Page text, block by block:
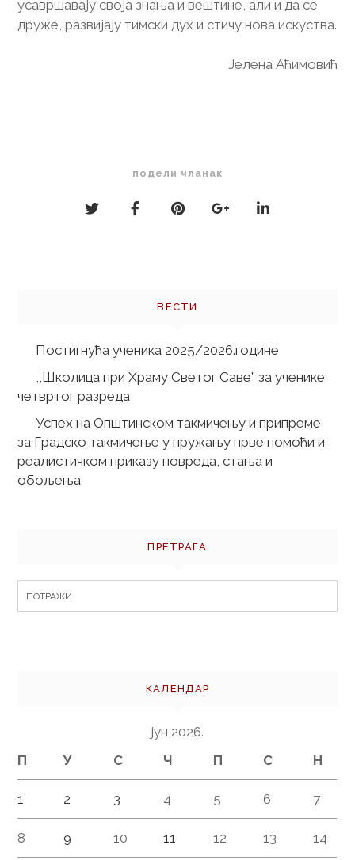
усавршавају своја знања и вештине, али и да се
друже, развијају тимски дух и стичу нова искуства.
Јелена Аћимовић
подели чланак
ВЕСТИ
Постигнућа ученика 2025/2026.године
,,Школица при Храму Светог Саве” за ученике
четвртог разреда
Успех на Општинском такмичењу и припреме
за Градско такмичење у пружању прве помоћи и
реалистичком приказу повреда, стања и
обољења
ПРЕТРАГА
Search
for:
КАЛЕНДАР
јун 2026.
П
У С Ч П С Н
1 2 3 4 5 6 7
8 9 10 11 12 13 14